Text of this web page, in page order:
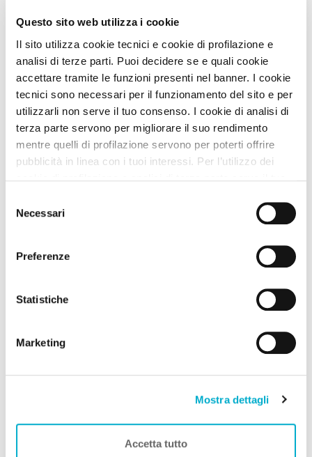
Questo sito web utilizza i cookie
Il sito utilizza cookie tecnici e cookie di profilazione e
analisi di terze parti. Puoi decidere se e quali cookie
accettare tramite le funzioni presenti nel banner. I cookie
tecnici sono necessari per il funzionamento del sito e per
utilizzarli non serve il tuo consenso. I cookie di analisi di
terza parte servono per migliorare il suo rendimento
mentre quelli di profilazione servono per poterti offrire
pubblicità in linea con i tuoi interessi. Per l’utilizzo dei
senza accettare” verranno installati solo i cookie tecnici.
Cliccando il pulsante “Accetta tutto” acconsenti all’utilizzo
di tutti i cookie. Cliccando il pulsante “mostra dettagli”
troverai le varie categorie di cookie e potrai accettare o
tue scelte. Puoi modificare le tue scelte in ogni momento.
delNecessari
Preferenze
Statistiche
Marketing
Mostra dettagli
Accetta tutto
Spiagge A DOG nei Dintorni
Spiaggia Lungolago Giovanni Palatucci
10 Km
Il Larice Club - Lago Monate22 Km
Animali Ammessi